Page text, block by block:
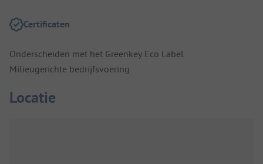
Certificaten
Onderscheiden met het Greenkey Eco Label
Milieugerichte bedrijfsvoering
Locatie